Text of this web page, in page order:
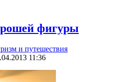
фигуры
и путешествия
11:36